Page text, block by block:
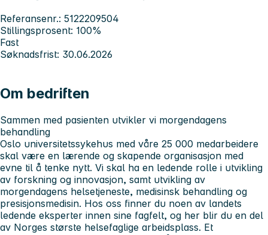
Referansenr.: 5122209504
Stillingsprosent: 100%
Fast
Søknadsfrist: 30.06.2026
Om bedriften
Sammen med pasienten utvikler vi morgendagens
behandling
Oslo universitetssykehus med våre 25 000 medarbeidere
skal være en lærende og skapende organisasjon med
evne til å tenke nytt. Vi skal ha en ledende rolle i utvikling
av forskning og innovasjon, samt utvikling av
morgendagens helsetjeneste, medisinsk behandling og
presisjonsmedisin. Hos oss finner du noen av landets
ledende eksperter innen sine fagfelt, og her blir du en del
av Norges største helsefaglige arbeidsplass. Et